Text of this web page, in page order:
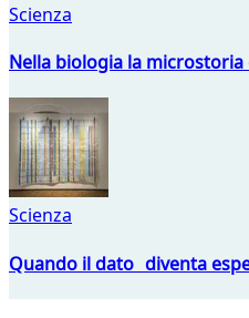
Scienza
Nella biologia la microstoria
Scienza
Quando il dato diventa